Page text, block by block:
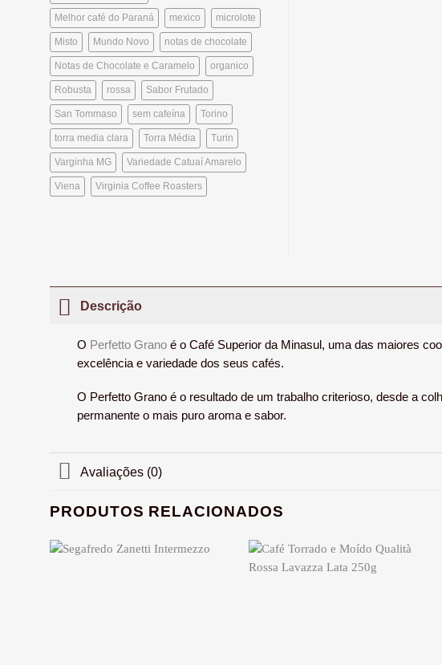
Melhor café do Paraná mexico microlote
Misto Mundo Novo notas de chocolate
Notas de Chocolate e Caramelo organico
Robusta rossa Sabor Frutado
San Tommaso sem cafeína Torino
torra media clara Torra Média Turin
Varginha MG Variedade Catuaí Amarelo
Viena Virginia Coffee Roasters
Descrição
O Perfetto Grano é o Café Superior da Minasul, uma das maiores
excelência e variedade dos seus cafés.
O Perfetto Grano é o resultado de um trabalho criterioso, desde a
permanente o mais puro aroma e sabor.
Avaliações (0)
PRODUTOS RELACIONADOS